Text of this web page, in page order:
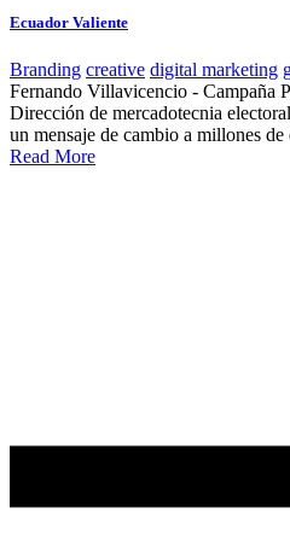
Ecuador Valiente
Branding creative digital marketing
Fernando Villavicencio - Campaña
Dirección de mercadotecnia
un mensaje de cambio a millones de
Read More